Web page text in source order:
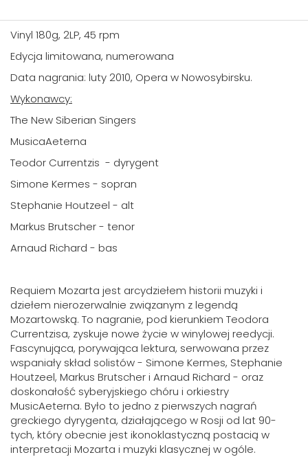
Vinyl 180g, 2LP, 45 rpm
Edycja limitowana, numerowana
Data nagrania: luty 2010, Opera w Nowosybirsku.
Wykonawcy:
The New Siberian Singers
MusicaAeterna
Teodor Currentzis - dyrygent
Simone Kermes - sopran
Stephanie Houtzeel - alt
Markus Brutscher - tenor
Arnaud Richard - bas
Requiem Mozarta jest arcydziełem historii muzyki i
dziełem nierozerwalnie związanym z legendą
Mozartowską. To nagranie, pod kierunkiem Teodora
Currentzisa, zyskuje nowe życie w winylowej reedycji.
Fascynująca, porywająca lektura, serwowana przez
wspaniały skład solistów - Simone Kermes, Stephanie
Houtzeel, Markus Brutscher i Arnaud Richard - oraz
doskonałość syberyjskiego chóru i orkiestry
MusicAeterna. Było to jedno z pierwszych nagrań
greckiego dyrygenta, działającego w Rosji od lat 90-
tych, który obecnie jest ikonoklastyczną postacią w
interpretacji Mozarta i muzyki klasycznej w ogóle.